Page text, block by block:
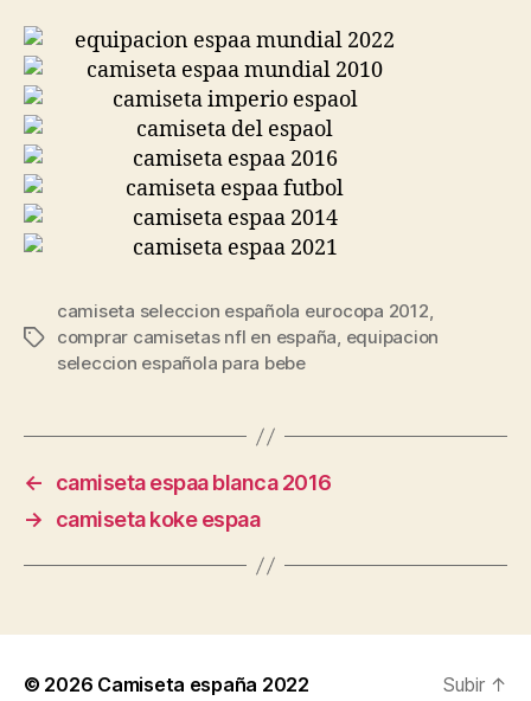
Etiquetas
camiseta seleccion española eurocopa 2012,
comprar camisetas nfl en españa, equipacion
seleccion española para bebe
←
camiseta espaa blanca 2016
→
camiseta koke espaa
© 2026 Camiseta españa 2022 Subir ↑